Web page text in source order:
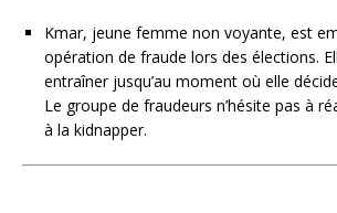
Kmar, jeune femme non voyante, est
opération de fraude lors des élections.
entraîner jusqu’au moment où elle
Le groupe de fraudeurs n’hésite pas à
à la kidnapper.